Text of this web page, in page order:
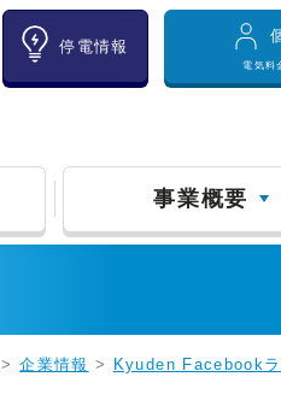
停電情報
電気料
事業概要
>企業情報 > Kyuden Facebook